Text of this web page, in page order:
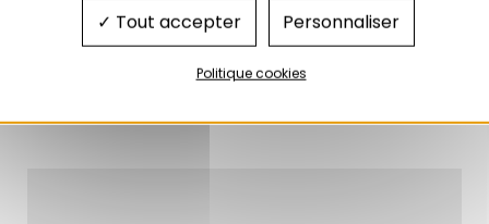
Nouveau: découvrez une vidéo expliquant le rôle
de l’Adeus et l’Agence du Climat sur le site pilote
Tout accepter
Personnaliser
Politique cookies